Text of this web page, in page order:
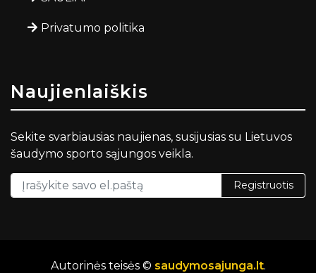
Privatumo politika
Naujienlaiškis
Sekite svarbiausias naujienas, susijusias su Lietuvos
šaudymo sporto sąjungos veikla.
Registruotis
Autorinės teisės © saudymosajunga.lt.